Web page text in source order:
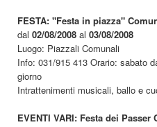
FESTA: "Festa in piazza"
dal 02/08/2008 al 03/08/2008
Luogo: Piazzali Comunali
Info: 031/915 413 Orario: sabato
giorno
Intrattenimenti musicali, ballo e
EVENTI VARI: Festa dei Passer